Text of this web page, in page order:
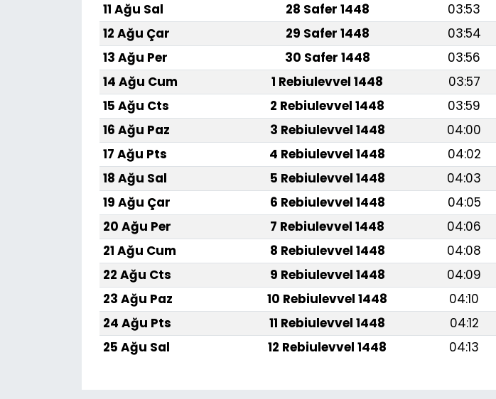
11 Ağu Sal
28 Safer 1448 03:53
12 Ağu Çar
29 Safer 1448 03:54
13 Ağu Per
30 Safer 1448 03:56
14 Ağu Cum
1 Rebiulevvel 1448 03:57
15 Ağu Cts
2 Rebiulevvel 1448 03:59
16 Ağu Paz
3 Rebiulevvel 1448 04:00
17 Ağu Pts
4 Rebiulevvel 1448 04:02
18 Ağu Sal
5 Rebiulevvel 1448 04:03
19 Ağu Çar
6 Rebiulevvel 1448 04:05
20 Ağu Per
7 Rebiulevvel 1448 04:06
21 Ağu Cum
8 Rebiulevvel 1448 04:08
22 Ağu Cts
9 Rebiulevvel 1448 04:09
23 Ağu Paz
10 Rebiulevvel 1448 04:10
24 Ağu Pts
11 Rebiulevvel 1448 04:12
25 Ağu Sal
12 Rebiulevvel 1448 04:13